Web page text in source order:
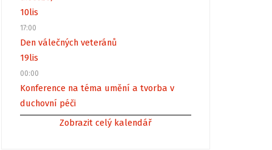
10lis
17:00
Den válečných veteránů
19lis
00:00
Konference na téma umění a tvorba v
duchovní péči
Zobrazit celý kalendář